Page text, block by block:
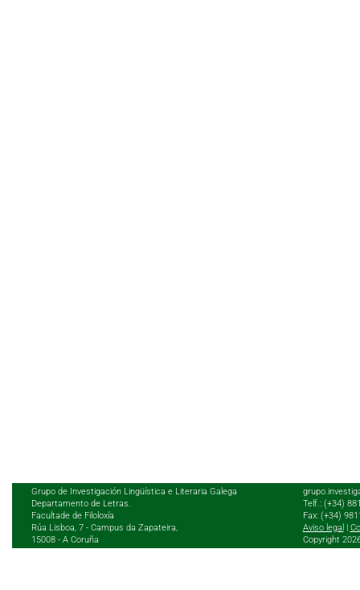
Grupo de Investigación Lingüística e Literaria Galega
Departamento de Letras.
Facultade de Filoloxía
Rúa Lisboa, 7 - Campus da Zapateira,
15008 - A Coruña
Telf.: (+34)
Fax: (+34)
Aviso legal
Copyright